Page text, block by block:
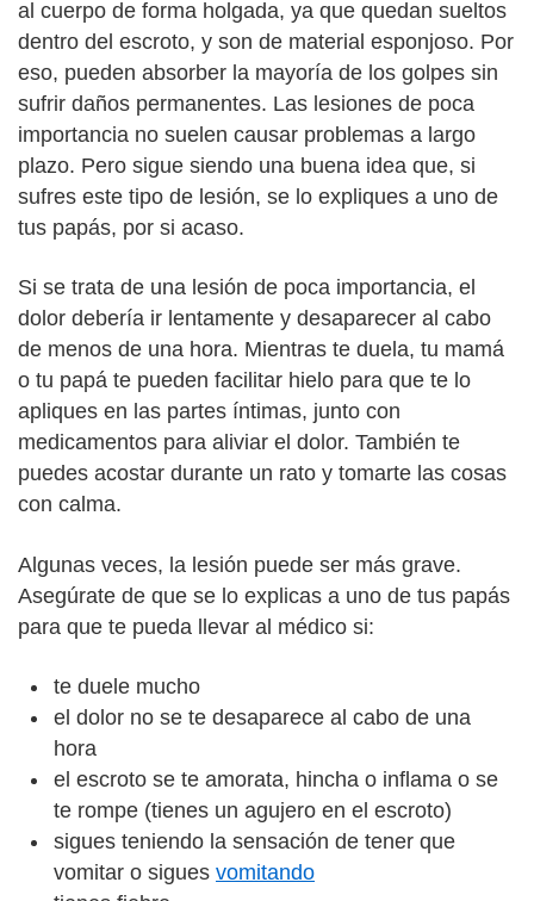
al cuerpo de forma holgada, ya que quedan sueltos
dentro del escroto, y son de material esponjoso. Por
eso, pueden absorber la mayoría de los golpes sin
sufrir daños permanentes. Las lesiones de poca
importancia no suelen causar problemas a largo
plazo. Pero sigue siendo una buena idea que, si
sufres este tipo de lesión, se lo expliques a uno de
tus papás, por si acaso.
Si se trata de una lesión de poca importancia, el
dolor debería ir lentamente y desaparecer al cabo
de menos de una hora. Mientras te duela, tu mamá
o tu papá te pueden facilitar hielo para que te lo
apliques en las partes íntimas, junto con
medicamentos para aliviar el dolor. También te
puedes acostar durante un rato y tomarte las cosas
con calma.
Algunas veces, la lesión puede ser más grave.
Asegúrate de que se lo explicas a uno de tus papás
para que te pueda llevar al médico si:
te duele mucho
el dolor no se te desaparece al cabo de una
hora
el escroto se te amorata, hincha o inflama o se
te rompe (tienes un agujero en el escroto)
sigues teniendo la sensación de tener que
vomitar o sigues vomitando